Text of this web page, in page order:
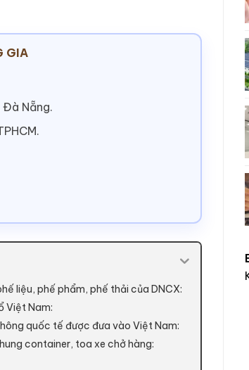
GIA
Đà Nẵng.
liệu, phế phẩm, phế thải của DNCX:
Việt Nam:
quốc tế được đưa vào Việt Nam:
container, toa xe chở hàng: